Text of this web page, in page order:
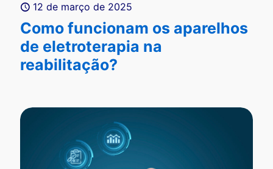
12 de março de 2025
Como funcionam os aparelhos
de eletroterapia na
reabilitação?